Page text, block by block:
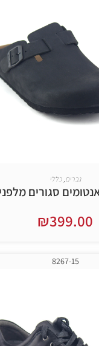
גברים כללי
סגורים
₪399.00
8267-15